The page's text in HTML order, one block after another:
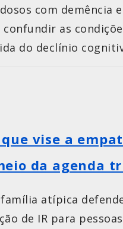
com demência
as
do declínio
vise a
da agenda
atípica
de IR para